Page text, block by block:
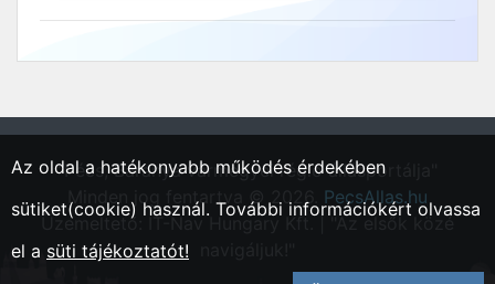
"Pécs, Baranya vármegyei régió állásportálja"
Minden jog fentartva © 2026. PecsAllas.hu
Üzemeltető: IT-Nav Hungary Kft. | "Az elsők közé
Az oldal a hatékonyabb működés érdekében
sütiket(cookie) használ. További információkért olvassa
el a süti tájékoztatót!